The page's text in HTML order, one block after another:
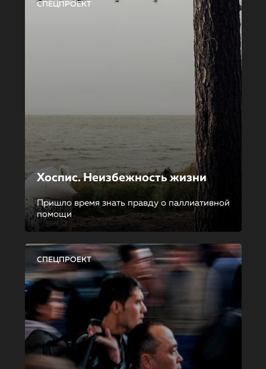
СПЕЦПРОЕКТ
Хоспис. Неизбежность жизни
Пришло время знать правду о паллиативной
помощи
СПЕЦПРОЕКТ